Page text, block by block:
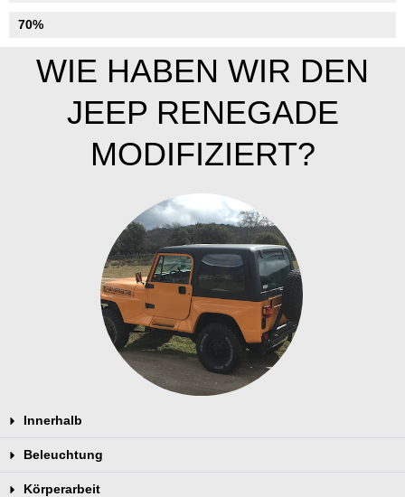
Innerhalb
70%
WIE HABEN WIR DEN
JEEP RENEGADE
MODIFIZIERT?
Innerhalb
Beleuchtung
Körperarbeit